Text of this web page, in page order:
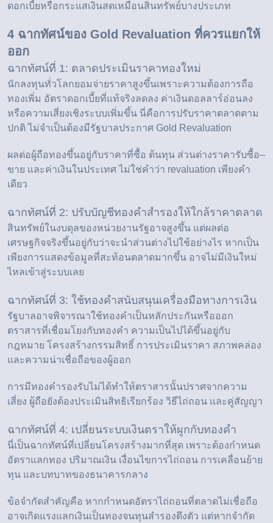
ดอกเบี้ยหรือกระแสเงินสดเหมือนสินทรัพย์บางประเภท
4 ฉากทัศน์ของ Gold Revaluation ที่ควรแยกให้
ออก
ฉากทัศน์ที่ 1: ตลาดประเมินราคาทองใหม่
นักลงทุนทั่วโลกยอมจ่ายราคาสูงขึ้นเพราะความต้องการถือ
ทองเพิ่ม อัตราดอกเบี้ยที่แท้จริงลดลง ค่าเงินดอลลาร์อ่อนลง
หรือความเสี่ยงเชิงระบบเพิ่มขึ้น นี่คือการปรับราคาตลาดตาม
ปกติ ไม่จำเป็นต้องมีรัฐบาลประกาศ Gold Revaluation
ผลต่อผู้ถือทองขึ้นอยู่กับราคาที่ซื้อ ต้นทุน ส่วนต่างราคารับซื้อ–
ขาย และค่าเงินในประเทศ ไม่ใช่คำว่า revaluation เพียงคำ
เดียว
ฉากทัศน์ที่ 2: ปรับบัญชีทองคำสำรองให้ใกล้ราคาตลาด
สินทรัพย์ในงบดุลของหน่วยงานรัฐอาจสูงขึ้น แต่ผลต่อ
เศรษฐกิจจริงขึ้นอยู่กับว่าจะนำส่วนต่างไปใช้อย่างไร หากเป็น
เพียงการแสดงข้อมูลที่สะท้อนตลาดมากขึ้น อาจไม่มีเงินใหม่
ไหลเข้าสู่ระบบเลย
ฉากทัศน์ที่ 3: ใช้ทองคำสนับสนุนเครื่องมือทางการเงิน
รัฐบาลอาจพิจารณาใช้ทองคำเป็นหลักประกันหรือออก
ตราสารที่เชื่อมโยงกับทองคำ ความเป็นไปได้ขึ้นอยู่กับ
กฎหมาย โครงสร้างกรรมสิทธิ์ การประเมินราคา สภาพคล่อง
และความน่าเชื่อถือของผู้ออก
การมีทองคำรองรับไม่ได้ทำให้ตราสารนั้นปราศจากความ
เสี่ยง ผู้ถือยังต้องประเมินสิทธิเรียกร้อง วิธีไถ่ถอน และคู่สัญญา
ฉากทัศน์ที่ 4: เปลี่ยนระบบเงินตราให้ผูกกับทองคำ
นี่เป็นฉากทัศน์ที่เปลี่ยนโครงสร้างมากที่สุด เพราะต้องกำหนด
อัตราแลกทอง ปริมาณเงิน เงื่อนไขการไถ่ถอน การเคลื่อนย้าย
ทุน และบทบาทของธนาคารกลาง
ข้อจำกัดสำคัญคือ หากกำหนดอัตราไถ่ถอนที่ตลาดไม่เชื่อถือ
อาจเกิดแรงแลกเงินเป็นทองจนทุนสำรองตึงตัว แต่หากจำกัด